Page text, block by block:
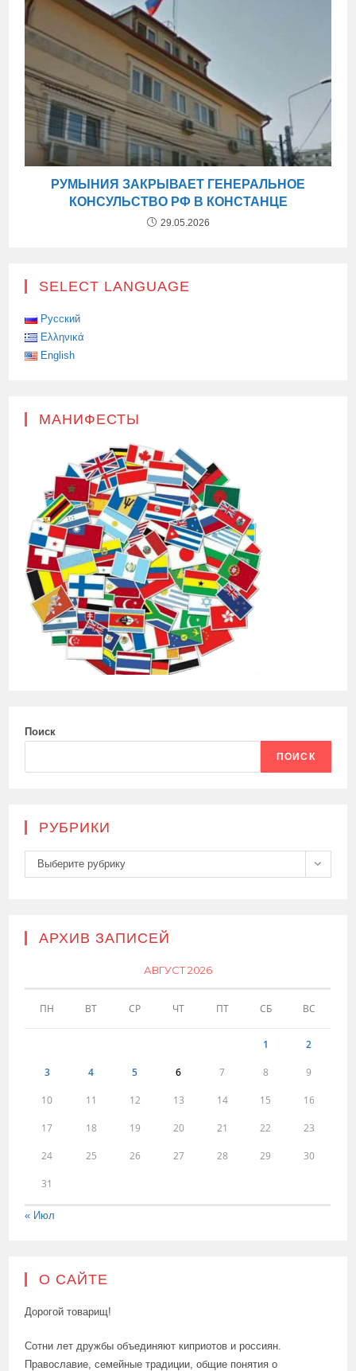
РУМЫНИЯ ЗАКРЫВАЕТ ГЕНЕРАЛЬНОЕ
КОНСУЛЬСТВО РФ В КОНСТАНЦЕ
29.05.2026
SELECT LANGUAGE
Русский
Ελληνικά
English
МАНИФЕСТЫ
Поиск
ПОИСК
РУБРИКИ
Рубрики
Выберите рубрику
АРХИВ ЗАПИСЕЙ
АВГУСТ 2026
ПН ВТ СР ЧТ ПТ СБ ВС
1 2
3 4 5 6 7 8 9
10 11 12 13 14 15 16
17 18 19 20 21 22 23
24 25 26 27 28 29 30
31
« Июл
О САЙТЕ
Дорогой товарищ!
Сотни лет дружбы объединяют киприотов и россиян.
Православие, семейные традиции, общие понятия о